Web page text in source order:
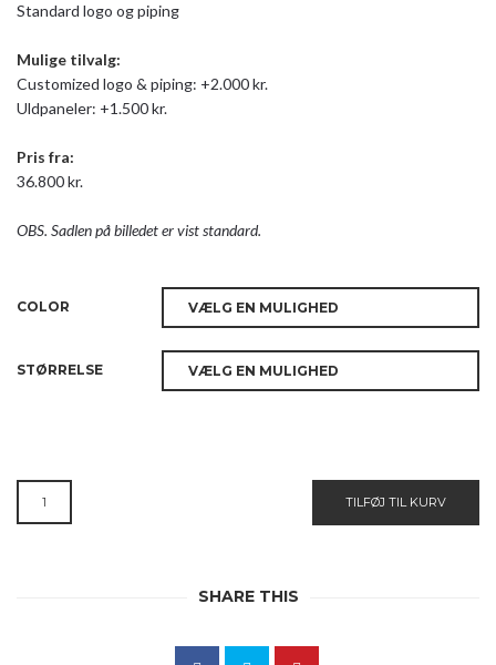
Standard logo og piping
Mulige tilvalg:
Customized logo & piping: +2.000 kr.
Uldpaneler: +1.500 kr.
Pris fra:
36.800 kr.
OBS. Sadlen på billedet er vist standard.
COLOR
STØRRELSE
EVOLUTION
TILFØJ TIL KURV
SHARE THIS